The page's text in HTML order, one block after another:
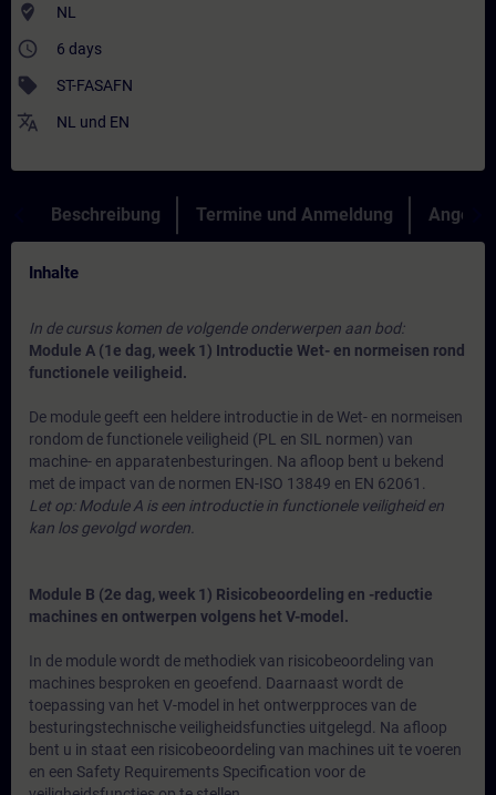
where_to_vote NL
access_time 6 days
sell ST-FASAFN
translate NL und EN
Beschreibung Termine und Anmeldung Angebot
Inhalte
In de cursus komen de volgende onderwerpen aan bod:
Module A (1e dag, week 1) Introductie Wet- en normeisen rond
functionele veiligheid.
De module geeft een heldere introductie in de Wet- en normeisen
rondom de functionele veiligheid (PL en SIL normen) van
machine- en apparatenbesturingen. Na afloop bent u bekend
met de impact van de normen EN-ISO 13849 en EN 62061.
Let op: Module A is een introductie in functionele veiligheid en
kan los gevolgd worden.
Module B (2e dag, week 1) Risicobeoordeling en -reductie
machines en ontwerpen volgens het V-model.
In de module wordt de methodiek van risicobeoordeling van
machines besproken en geoefend. Daarnaast wordt de
toepassing van het V-model in het ontwerpproces van de
besturingstechnische veiligheidsfuncties uitgelegd. Na afloop
bent u in staat een risicobeoordeling van machines uit te voeren
en een Safety Requirements Specification voor de